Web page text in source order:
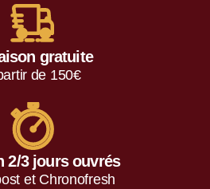
gratuite
de 150€
2/3 jours ouvrés
et Chronofresh